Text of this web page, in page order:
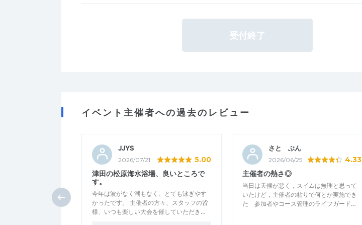
受付終了
イベント主催者への過去のレビュー
JJYS
2026/07/21 5.00
津田の松原海水浴場、良いところで
す。
今年は波がなく潮もなく、とても泳ぎやす
かったです。 主催者の方々、スタッフの皆
様、いつも楽しい大会を催していただき…
さと ぶん
2026/06/25 4.33
主催者の熱さ◎
当日は天候が悪く，スイムは無理と思って
いたけど，主催者の粘りで何とか実施でき
た 参加者やコース管理のライフガード…